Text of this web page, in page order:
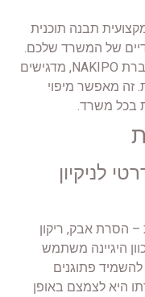
תבנה תוכנית
של המשרד שלכם.
למעשה, מומחים בתחום, כמו חברת NAKIPO, מדגישים
מאפשר מיפוי
בכל משרד.
לניקיון
– הסרת אבק, ריקון
היגיינה משתמש
להשמיד פתוגנים
היא לצמצם באופן